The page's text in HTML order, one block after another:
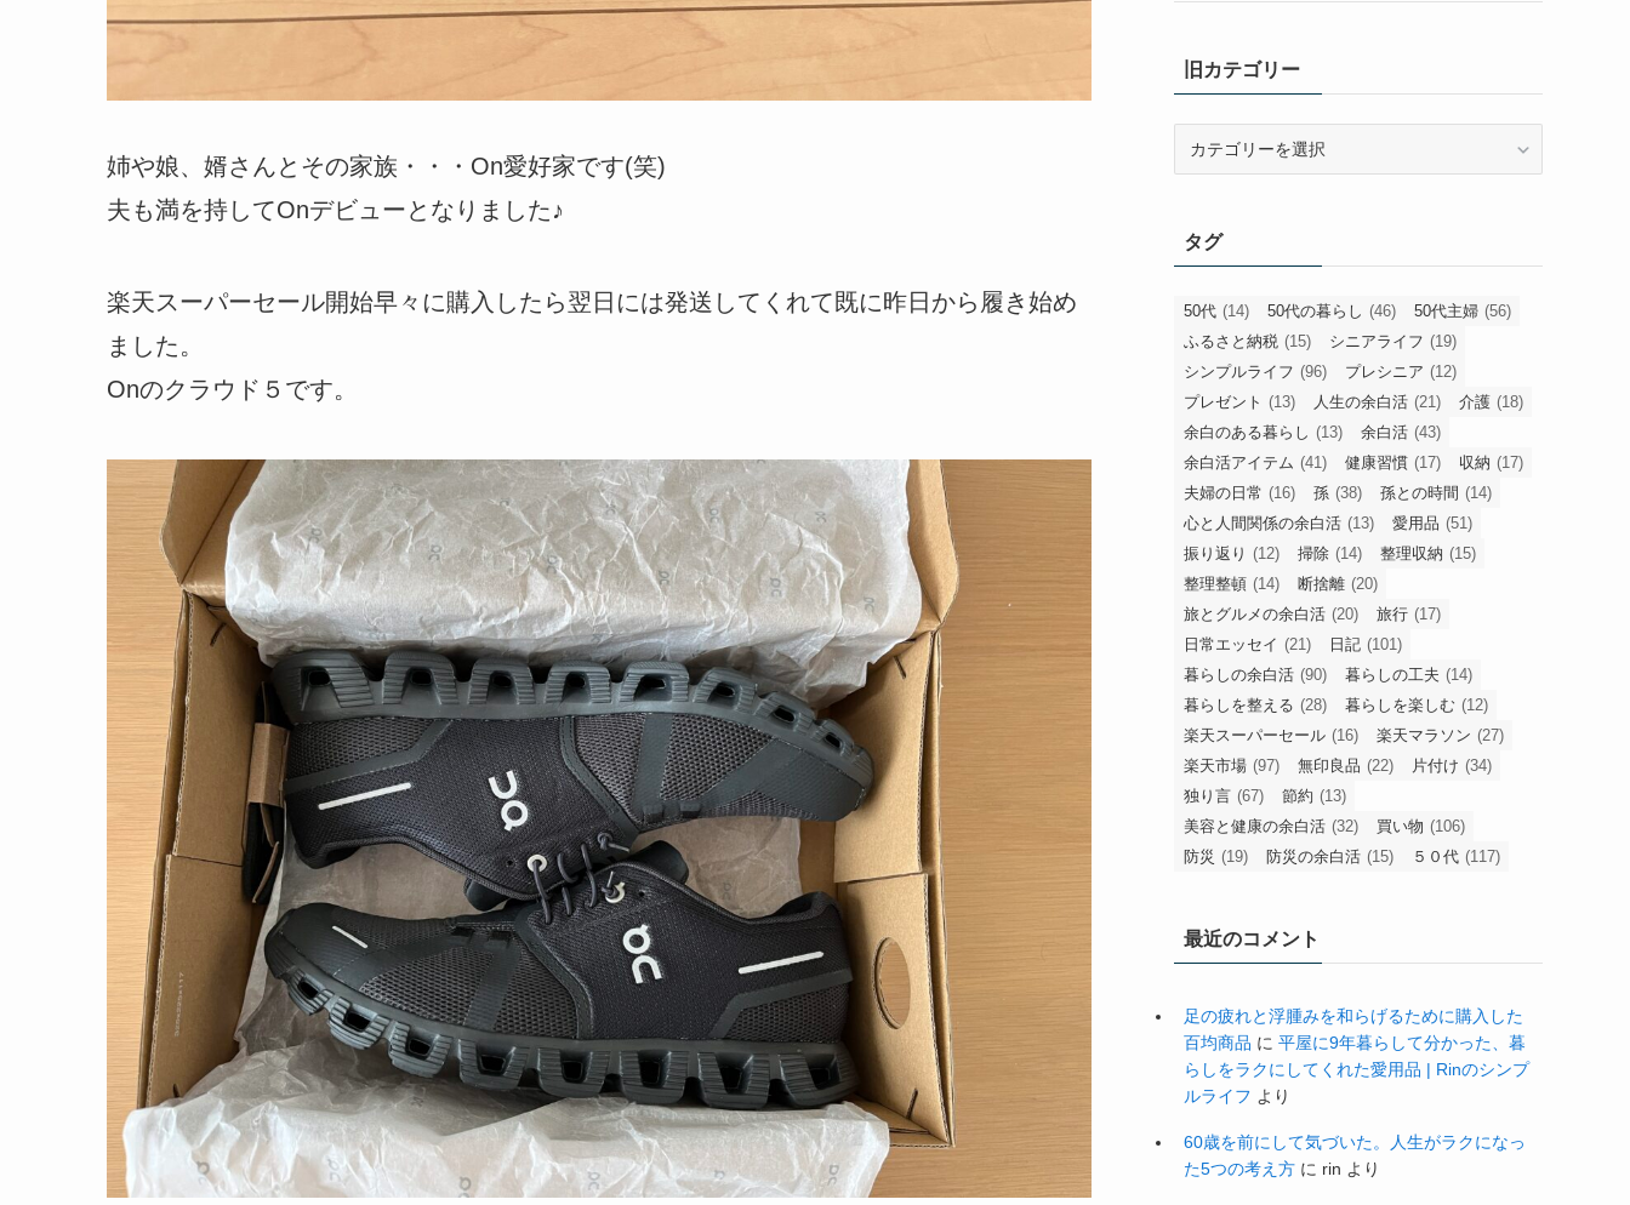
姉や娘、婿さんとその家族・・・On愛好家です(笑)
夫も満を持してOnデビューとなりました♪
楽天スーパーセール開始早々に購入したら翌日には発送してくれて既に昨日から履き始め
ました。
Onのクラウド５です。
旧カテゴリー
リ
ー
タグ
50代 (14) 50代の暮らし (46) 50代主婦 (56)
ふるさと納税 (15) シニアライフ (19)
シンプルライフ (96) プレシニア (12)
プレゼント (13) 人生の余白活 (21) 介護 (18)
余白のある暮らし (13) 余白活 (43)
余白活アイテム (41) 健康習慣 (17) 収納 (17)
夫婦の日常 (16) 孫 (38) 孫との時間 (14)
心と人間関係の余白活 (13) 愛用品 (51)
振り返り (12) 掃除 (14) 整理収納 (15)
整理整頓 (14) 断捨離 (20)
旅とグルメの余白活 (20) 旅行 (17)
日常エッセイ (21) 日記 (101)
暮らしの余白活 (90) 暮らしの工夫 (14)
暮らしを整える (28) 暮らしを楽しむ (12)
楽天スーパーセール (16) 楽天マラソン (27)
楽天市場 (97) 無印良品 (22) 片付け (34)
独り言 (67) 節約 (13)
美容と健康の余白活 (32) 買い物 (106)
防災 (19) 防災の余白活 (15) ５０代 (117)
最近のコメント
足の疲れと浮腫みを和らげるために購入した
百均商品 に 平屋に9年暮らして分かった、暮
らしをラクにしてくれた愛用品 | Rinのシンプ
ルライフ より
60歳を前にして気づいた。人生がラクになっ
た5つの考え方 に rin より